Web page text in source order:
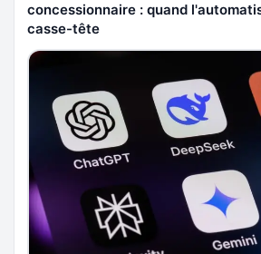
concessionnaire : quand
casse-tête